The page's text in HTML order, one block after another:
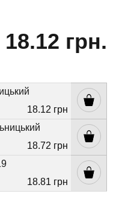
18.12 грн.
18.12 грн
18.72 грн
18.81 грн